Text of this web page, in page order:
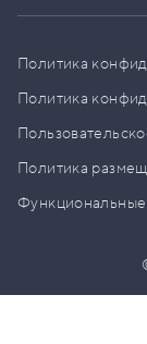
Политика
Политика
Политика